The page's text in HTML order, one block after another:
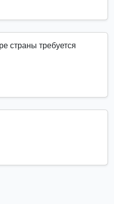
страны требуется